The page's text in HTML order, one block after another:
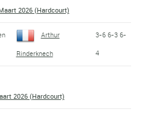
2026 (Hardcourt)
Arthur
Rinderknech
3-6 6-3 6-
4
2026 (Hardcourt)